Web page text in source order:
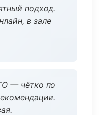
подход.
в зале
— чётко по